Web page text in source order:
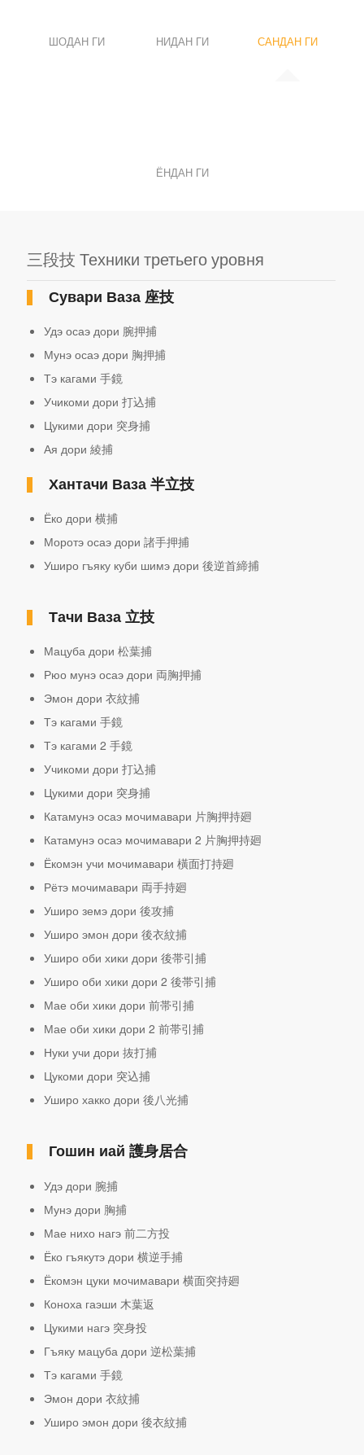
ШОДАН ГИ НИДАН ГИ САНДАН ГИ
ЁНДАН ГИ
三段技 Техники третьего уровня
Сувари Ваза座技
Удэ осаэ дори 腕押捕
Мунэ осаэ дори 胸押捕
Тэ кагами 手鏡
Учикоми дори 打込捕
Цукими дори 突身捕
Ая дори 綾捕
Хантачи Ваза半立技
Ёко дори 横捕
Моротэ осаэ дори 諸手押捕
Уширо гъяку куби шимэ дори 後逆首締捕
Тачи Ваза立技
Мацуба дори 松葉捕
Рюо мунэ осаэ дори 両胸押捕
Эмон дори 衣紋捕
Тэ кагами 手鏡
Тэ кагами 2 手鏡
Учикоми дори 打込捕
Цукими дори 突身捕
Катамунэ осаэ мочимавари 片胸押持廻
Катамунэ осаэ мочимавари 2 片胸押持廻
Ёкомэн учи мочимавари 橫面打持廻
Рётэ мочимавари 両手持廻
Уширо земэ дори 後攻捕
Уширо эмон дори 後衣紋捕
Уширо оби хики дори 後帯引捕
Уширо оби хики дори 2 後帯引捕
Мае оби хики дори 前帯引捕
Мае оби хики дори 2 前帯引捕
Нуки учи дори 抜打捕
Цукоми дори 突込捕
Уширо хакко дори 後八光捕
Гошин иай 護身居合
Удэ дори 腕捕
Мунэ дори 胸捕
Мае нихо нагэ 前二方投
Ёко гъякутэ дори 横逆手捕
Ёкомэн цуки мочимавари 横面突持廻
Коноха гаэши 木葉返
Цукими нагэ 突身投
Гъяку мацуба дори 逆松葉捕
Тэ кагами 手鏡
Эмон дори 衣紋捕
Уширо эмон дори 後衣紋捕